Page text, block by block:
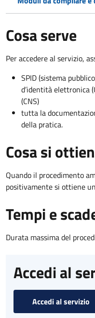
Cosa serve
Per accedere al servizio,
SPID (sistema
d’identità elettronica
(CNS)
tutta la
della pratica.
Cosa si
Quando il procedimento
positivamente si ottiene
Tempi e
Durata massima del
Accedi al
Accedi al servizio